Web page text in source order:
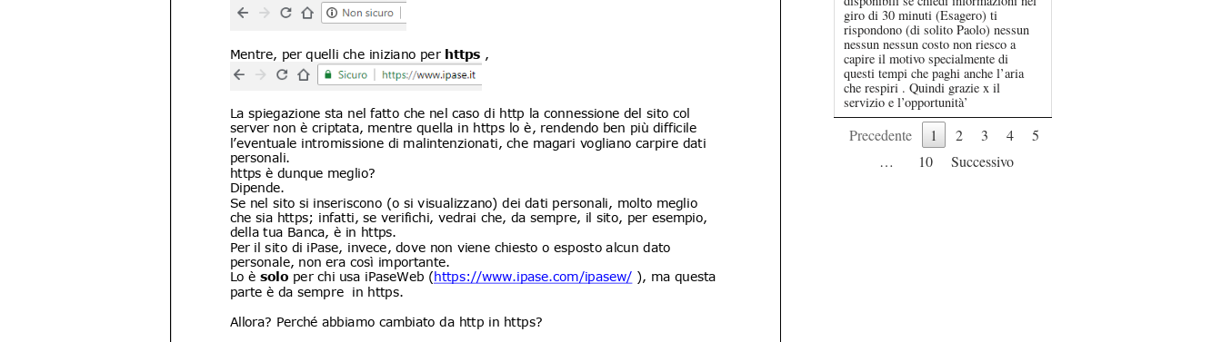
giro di 30 minuti (Esagero) ti
rispondono (di solito Paolo) nessun
nessun nessun costo non riesco a
capire il motivo specialmente di
questi tempi che paghi anche l’aria
che respiri . Quindi grazie x il
servizio e l’opportunità’
Precedente 1 2 3 4
5
…
10 Successivo